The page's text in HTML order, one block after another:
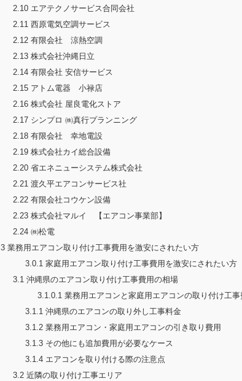
2.10エアテクノサービス合同会社
2.11西原電気空調サービス
2.12有限会社 涼熱空調
2.13株式会社沖縄日立
2.14有限会社 安信サービス
2.15アトム電器 小禄店
2.16株式会社 屋良電化ストア
2.17シンプロ ㈱真行プランニング
2.18有限会社 幸地電設
2.19株式会社カイ総合設備
2.20省エネニューシステム株式会社
2.21渡久平エアコンサービス社
2.22有限会社コウケン設備
2.23株式会社マルイ 【エアコン事業部】
2.24㈱松電
3 業務用エアコン取り付け工事費用を激安にされたい方
3.0.1家庭用エアコン取り付け工事費用を激安にされたい方
3.1沖縄県のエアコン取り付け工事費用の相場
3.1.0.1業務用エアコンと家庭用エアコンの取り付け工
3.1.1沖縄県のエアコンの取り外し工事料金
3.1.2業務用エアコン・家庭用エアコンの引き取り費用
3.1.3その他にも追加費用が必要なケース
3.1.4エアコンを取り付ける際の注意点
3.2近隣の取り付け工事エリア